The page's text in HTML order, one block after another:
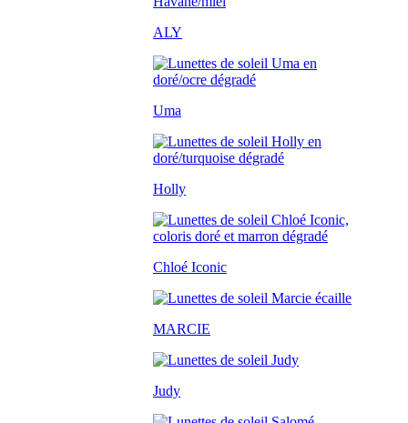
ALY
Uma
Holly
Chloé Iconic
MARCIE
Judy